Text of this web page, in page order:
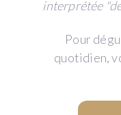
interprétée
Pour
quotidien,